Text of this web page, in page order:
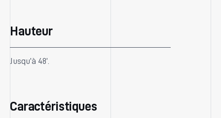
Hauteur
Jusqu’à 48’.
Caractéristiques